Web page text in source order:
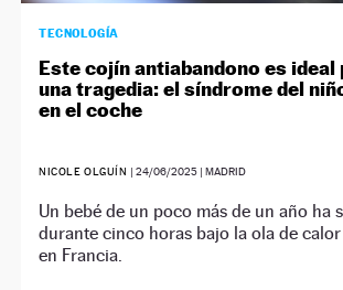
TECNOLOGÍA
Este cojín antiabandono es ideal
una tragedia: el síndrome del
en el coche
NICOLE OLGUÍN | 24/06/2025| MADRID
Un bebé de un poco más de un año ha
durante cinco horas bajo la ola de
en Francia.